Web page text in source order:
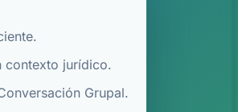
contexto jurídico.
Grupal.